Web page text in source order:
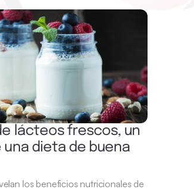
lácteos frescos, un
dieta de buena
los beneficios nutricionales de